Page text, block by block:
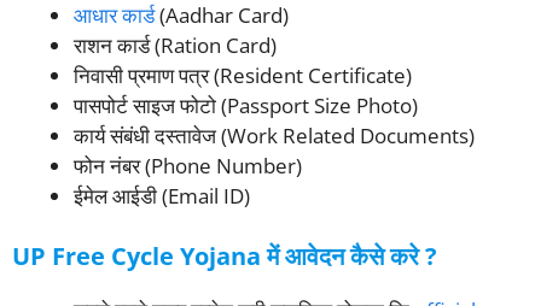
आधार कार्ड(Aadhar Card)
राशन कार्ड (Ration Card)
निवासी प्रमाण पत्र (Resident Certificate)
पासपोर्ट साइज फोटो (Passport Size Photo)
कार्य संबंधी दस्तावेज (Work Related Documents)
फोन नंबर (Phone Number)
ईमेल आईडी (Email ID)
UP Free Cycle Yojana में आवेदन कैसे करे ?